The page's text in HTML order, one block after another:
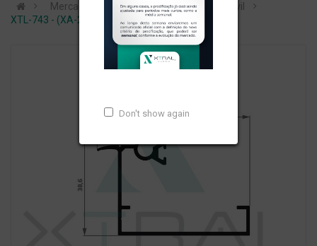
Don't show again
Mercados de Atuação
Construção Civil
XTL-743 - (XA-258) - PESO LINEAR: 0,589kg/m